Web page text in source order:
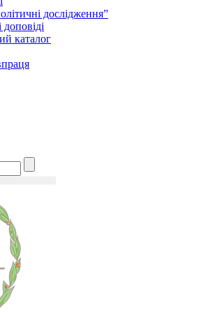
дослідження”
каталог